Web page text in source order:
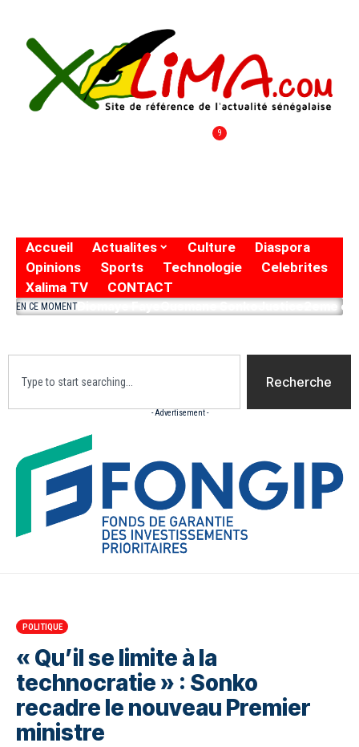
9
Accueil Actualites Culture
Diaspora
Opinions
Sports Technologie
Celebrites
Xalima TV
CONTACT
EN CE MOMENTDiomaye FayeOusmane SonkoJustice2eme
Recherche
- Advertisement -
POLITIQUE
« Qu’il se limite à la
technocratie » : Sonko
recadre le nouveau Premier
ministre